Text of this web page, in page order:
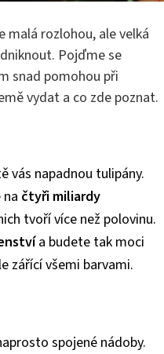
malá rozlohou, ale velká
Pojďme se
snad pomohou při
vydat a co zde poznat.
vás napadnou tulipány.
čtyři miliardy
tvoří více než polovinu.
a budete tak moci
zářící všemi barvami.
spojené nádoby.